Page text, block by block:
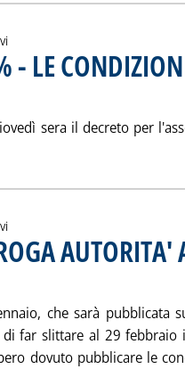
- LE
sera il decreto per
AUTORITA'
che sarà pubblicata
di far slittare al 29
dovuto pubblicare le